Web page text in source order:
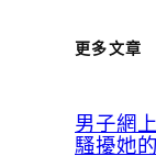
更多文章
男子網
騷擾她